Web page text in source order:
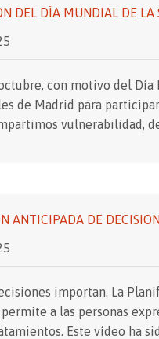
DEL DÍA MUNDIAL DE
con motivo del
de Madrid para
vulnerabilidad,
ANTICIPADA DE
importan. La
a las personas
Este vídeo ha